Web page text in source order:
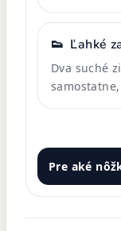
👟 Ľahké
Dva suché
Pre aké